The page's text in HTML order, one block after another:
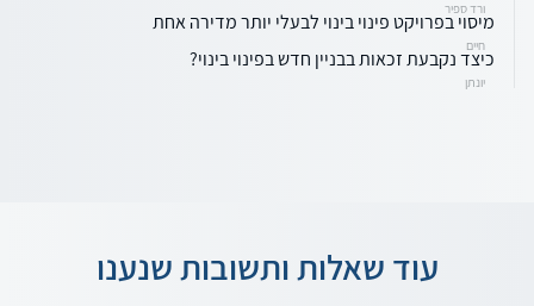
ורד ספיר
מיסוי בפרויקט פינוי בינוי לבעלי יותר מדירה אחת
חיים
כיצד נקבעת זכאות בבניין חדש בפינוי בינוי?
יונתן
עוד שאלות ותשובות שנענו